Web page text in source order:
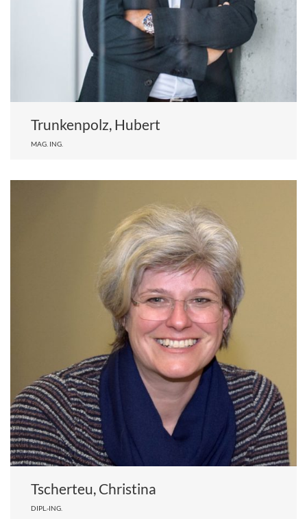
Trunkenpolz, Hubert
MAG. ING.
Tscherteu, Christina
DIPL.-ING.